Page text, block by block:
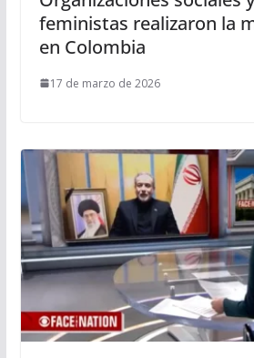
feministas realizaron la
en Colombia
17 de marzo de 2026